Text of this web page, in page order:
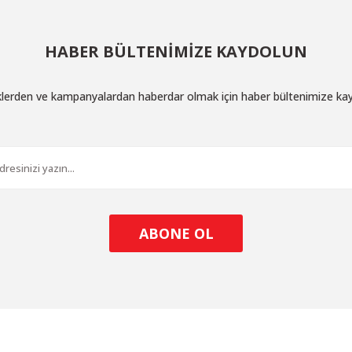
HABER BÜLTENİMİZE KAYDOLUN
ve kampanyalardan haberdar olmak için haber bültenimize
ABONE OL